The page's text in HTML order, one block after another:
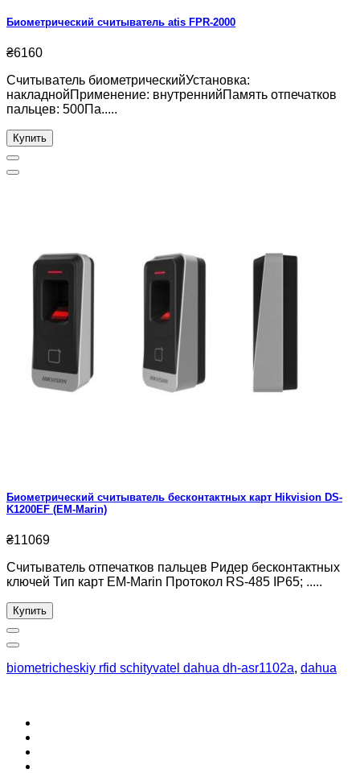
Биометрический считыватель atis FPR-2000
₴6160
Считыватель биометрическийУстановка:
накладнойПрименение: внутреннийПамять отпечатков
пальцев: 500Па.....
Купить
Биометрический считыватель бесконтактных карт Hikvision DS-
K1200EF (EM-Marin)
₴11069
Считыватель отпечатков пальцев Ридер бесконтактных
ключей Тип карт EM-Marin Протокол RS-485 IP65; .....
Купить
biometricheskiy rfid schityvatel dahua dh-asr1102a, dahua